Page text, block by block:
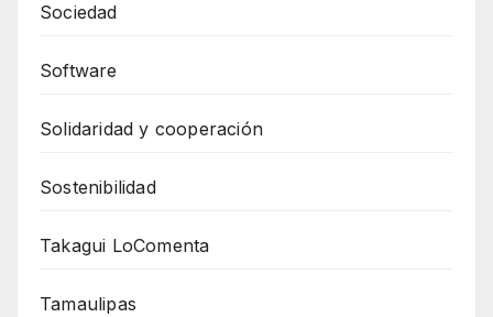
Sociedad
Software
Solidaridad y cooperación
Sostenibilidad
Takagui LoComenta
Tamaulipas